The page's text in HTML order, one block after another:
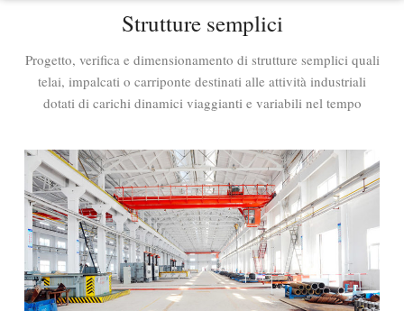
Strutture semplici
Progetto, verifica e dimensionamento di strutture semplici quali
telai, impalcati o carriponte destinati alle attività industriali
dotati di carichi dinamici viaggianti e variabili nel tempo